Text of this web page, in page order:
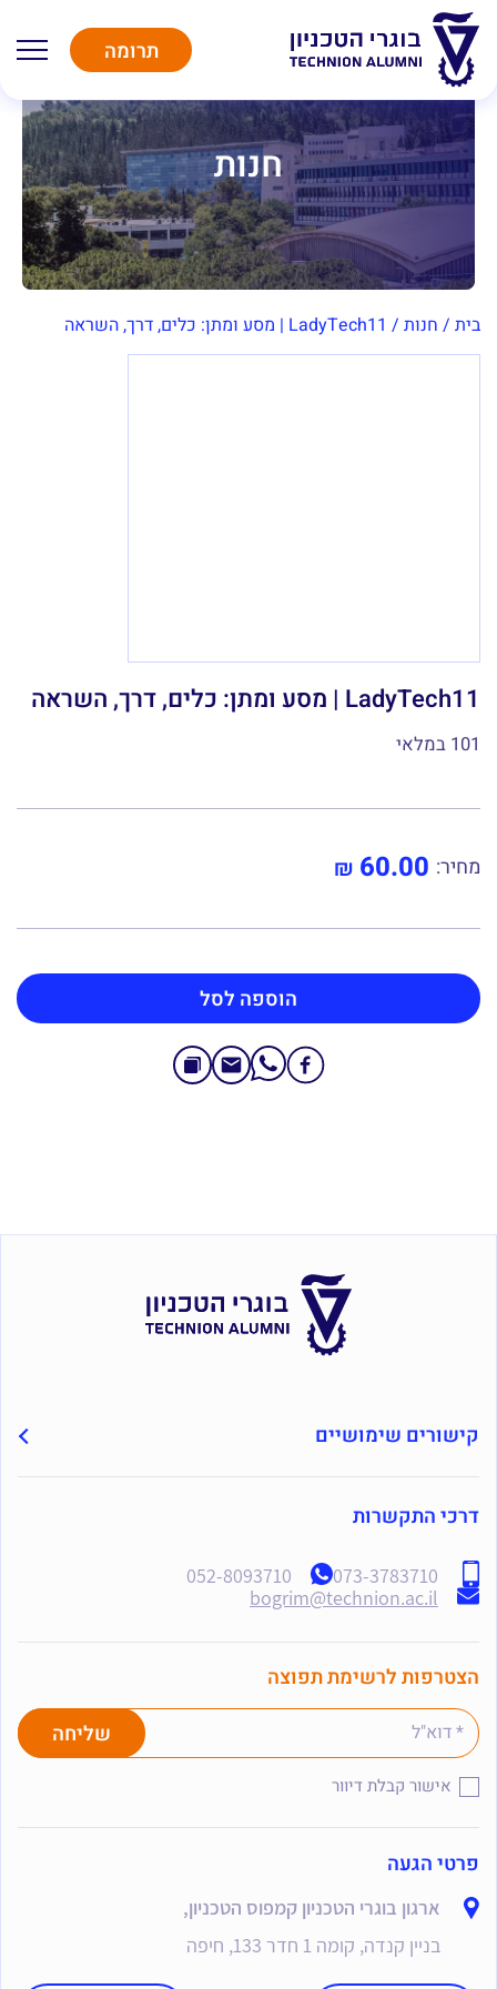
תרומה
חנות
בית / חנות / LadyTech11 | מסע ומתן: כלים, דרך, השראה
LadyTech11 | מסע ומתן: כלים, דרך, השראה
101 במלאי
מחיר: 60.00
₪
הוספה לסל
קישורים שימושיים
פרטי הגעה
ארגון בוגרי הטכניון קמפוס הטכניון,
בניין קנדה, קומה 1 חדר 133, חיפה
דרכי התקשרות
073-3783710
052-8093710
bogrim@technion.ac.il
הצטרפות לרשימת תפוצה
אישור קבלת דיוור